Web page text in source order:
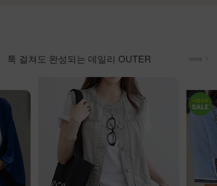
툭 걸쳐도 완성되는 데일리 OUTER more